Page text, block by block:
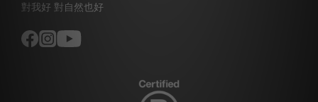
對我好 對自然也好